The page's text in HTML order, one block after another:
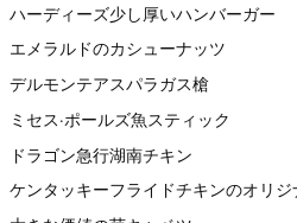
ハーディーズ少し厚いハンバーガー
エメラルドのカシューナッツ
デルモンテアスパラガス槍
ミセス·ポールズ魚スティック
ドラゴン急行湖南チキン
ケンタッキーフライドチキンのオリ